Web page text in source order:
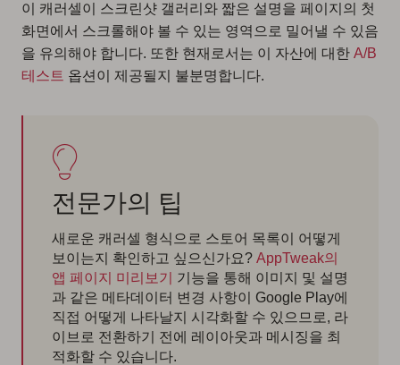
이 캐러셀이 스크린샷 갤러리와 짧은 설명을 페이지의 첫
화면에서 스크롤해야 볼 수 있는 영역으로 밀어낼 수 있음
을 유의해야 합니다. 또한 현재로서는 이 자산에 대한 A/B
테스트 옵션이 제공될지 불분명합니다.
전문가의 팁
새로운 캐러셀 형식으로 스토어 목록이 어떻게
보이는지 확인하고 싶으신가요? AppTweak의
앱 페이지 미리보기
기능을 통해 이미지 및 설명
과 같은 메타데이터 변경 사항이 Google Play에
직접 어떻게 나타날지 시각화할 수 있으므로, 라
이브로 전환하기 전에 레이아웃과 메시징을 최
적화할 수 있습니다.